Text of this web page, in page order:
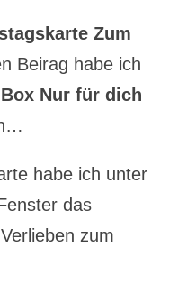
Zum
Beirag habe ich
Nur für dich
habe ich unter
das
zum